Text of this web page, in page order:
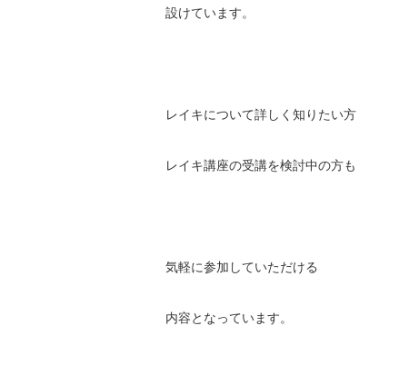
設けています。
レイキについて詳しく知りたい方
レイキ講座の受講を検討中の方も
気軽に参加していただける
内容となっています。